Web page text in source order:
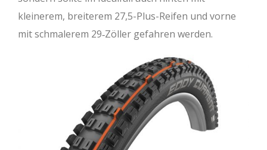
kleinerem, breiterem 27,5-Plus-Reifen und vorne
mit schmalerem 29‐Zöller gefahren werden.